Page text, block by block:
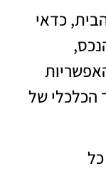
כדאי
הכלכלי של